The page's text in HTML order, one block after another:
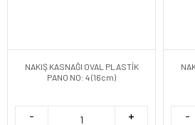
NAKIŞ KASNAĞI OVAL PLASTİK
PANO NO: 4 (16cm)